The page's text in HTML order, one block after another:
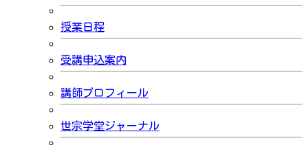
授業日程
受講申込案内
講師プロフィール
世宗学堂ジャーナル